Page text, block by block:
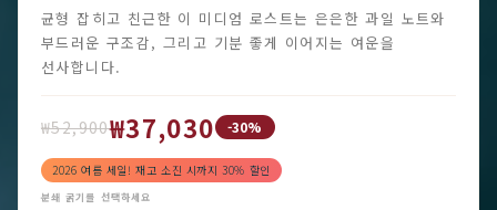
균형 잡히고 친근한 이 미디엄 로스트는 은은한 과일 노트와
부드러운 구조감, 그리고 기분 좋게 이어지는 여운을
선사합니다.
₩52,900₩37,030 -30%
2026 여름 세일! 재고 소진 시까지 30% 할인
분쇄 굵기를 선택하세요